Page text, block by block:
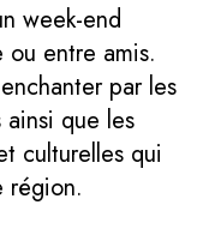
week-end
ou entre amis.
par les
ainsi que les
culturelles qui
région.